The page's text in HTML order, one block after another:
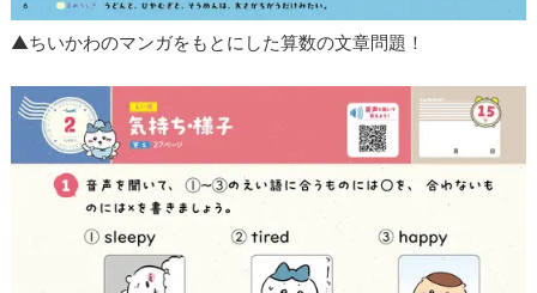
▲ちいかわのマンガをもとにした算数の文章問題！